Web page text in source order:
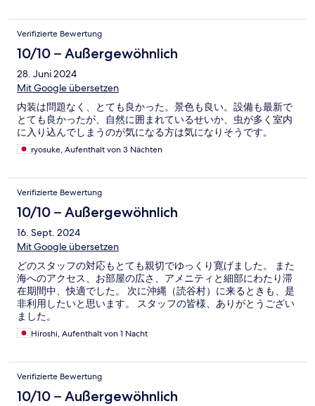
Verifizierte Bewertung
10/10 – Außergewöhnlich
28. Juni 2024
Mit Google übersetzen
内装は問題なく、とても良かった。景色も良い。設備も最新で
とても良かったが、自然に囲まれているせいか、虫が多く室内
に入り込んでしまうのが気になる方は気になりそうです。
ryosuke, Aufenthalt von 3 Nächten
Verifizierte Bewertung
10/10 – Außergewöhnlich
16. Sept. 2024
Mit Google übersetzen
どのスタッフの対応もとても親切でゆっくり寛げました。 また
海へのアクセス、お部屋の広さ、アメニティと細部にわたり滞
在期間中、快適でした。 次に沖縄（読谷村）に来るときも、是
非利用したいと思います。 スタッフの皆様、ありがとうござい
ました。
Hiroshi, Aufenthalt von 1 Nacht
Verifizierte Bewertung
10/10 – Außergewöhnlich